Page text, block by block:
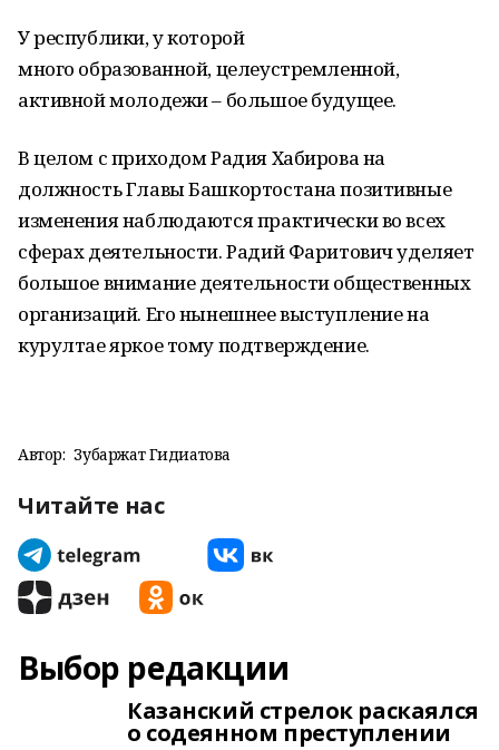
У республики, у которой
много образованной, целеустремленной,
активной молодежи – большое будущее.
В целом с приходом Радия Хабирова на
должность Главы Башкортостана позитивные
изменения наблюдаются практически во всех
сферах деятельности. Радий Фаритович уделяет
большое внимание деятельности общественных
организаций. Его нынешнее выступление на
курултае яркое тому подтверждение.
Автор: Зубаржат Гидиатова
Читайте нас
Выбор редакции
Казанский стрелок раскаялся
о содеянном преступлении